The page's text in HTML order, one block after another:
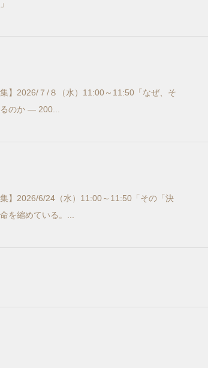
】2026/７/８（水）11:00～11:50「なぜ、そ
のか ― 200...
集】2026/6/24（水）11:00～11:50「その「決
を縮めている。...